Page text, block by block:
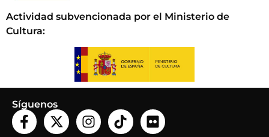
Actividad subvencionada por el Ministerio de
Cultura:
Síguenos